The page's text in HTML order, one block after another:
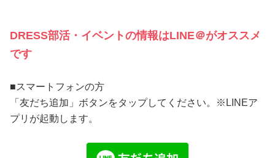
DRESS部活・イベントの情報はLINE＠がオススメ
です
■スマートフォンの方
「友だち追加」ボタンをタップしてください。※LINEア
プリが起動します。